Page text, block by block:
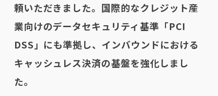
頼いただきました。国際的なクレジット産
業向けのデータセキュリティ基準「PCI
DSS」にも準拠し、インバウンドにおける
キャッシュレス決済の基盤を強化しまし
た。